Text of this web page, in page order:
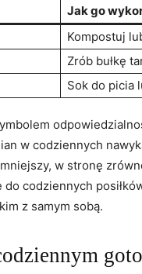
Jak go
Kompostuj
Zrób bułkę
Sok do picia
w codziennych
w stronę
codziennych
z samym sobą.